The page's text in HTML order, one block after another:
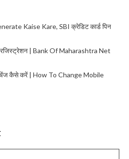
Kaise Kare,SBI क्रेडिट कार्ड पिन
रजिस्ट्रेशन | Bank Of Maharashtra Net
चेंज कैसे करें | How To Change Mobile